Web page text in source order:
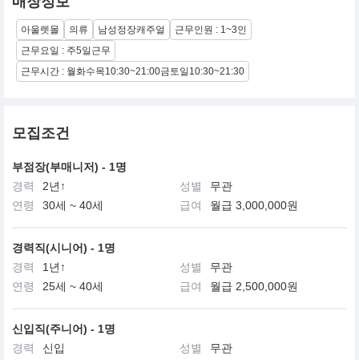
아울렛몰 의류 남성정장캐주얼
근무인원 : 1~3인
근무요일 : 주5일근무
근무시간 : 월화수목10:30~21:00금토일10:30~21:30
모집조건
부점장(부매니저) - 1명
경력
2년↑ 성별
무관
연령
30세 ~ 40세 급여 월급 3,000,000원
경력직(시니어) - 1명
경력
1년↑ 성별
무관
연령
25세 ~ 40세 급여 월급 2,500,000원
신입직(주니어) - 1명
경력
신입 성별
무관